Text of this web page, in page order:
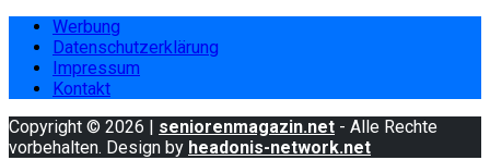
Werbung
Datenschutzerklärung
Impressum
Kontakt
Copyright © 2026 | seniorenmagazin.net - Alle Rechte
vorbehalten. Design by headonis-network.net